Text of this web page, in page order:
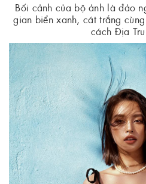
Bối cảnh của bộ ảnh là đảo
gian biển xanh, cát trắng
cách Địa